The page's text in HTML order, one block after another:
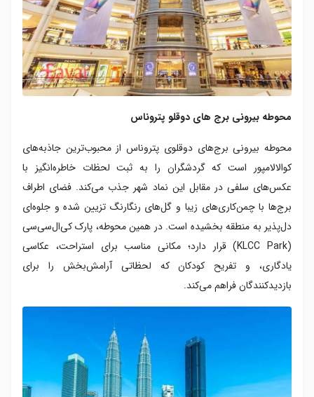
محوطه بیرونی برج های دوقلو پتروناس
محوطه بیرونی برج‌های دوقلوی پتروناس از محبوب‌ترین جاذبه‌های
کوالالامپور است که گردشگران را به ثبت لحظات خاطره‌انگیز با
عکس‌های سلفی در مقابل این نماد شهر جذب می‌کند. فضای اطراف
برج‌ها با چمن‌کاری‌های زیبا و گل‌های رنگارنگ تزیین شده و جلوه‌ای
دل‌پذیر به منطقه بخشیده است. در همین محوطه، پارک کی‌ال‌سی‌سی
(KLCC Park) قرار دارد؛ مکانی مناسب برای استراحت، عکاسی
یادگاری، و تفریح کودکان که لحظاتی آرامش‌بخش را برای
بازدیدکنندگان فراهم می‌کند.